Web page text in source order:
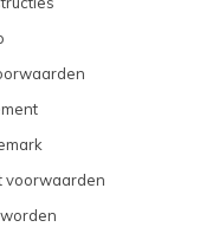
voorwaarden